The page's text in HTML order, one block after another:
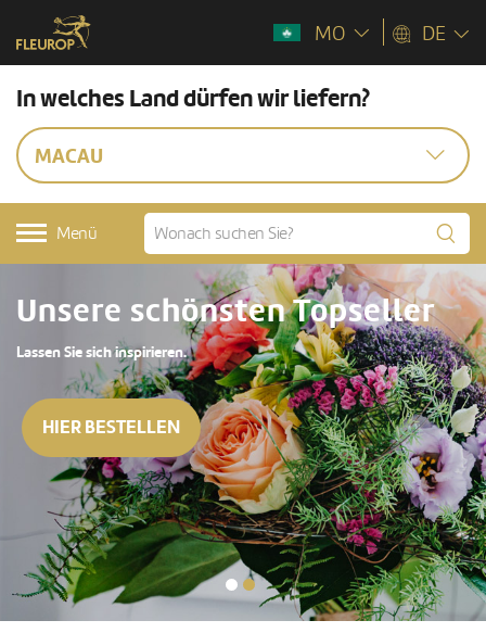
MO DE
In welches Land dürfen wir liefern?
MACAU
Menü
Unsere schönsten Topseller
Lassen Sie sich inspirieren.
HIER BESTELLEN